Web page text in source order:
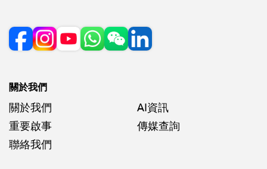
關於我們
關於我們
AI資訊
重要啟事
傳媒查詢
聯絡我們